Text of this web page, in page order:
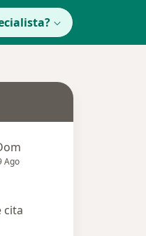
Ago
cita